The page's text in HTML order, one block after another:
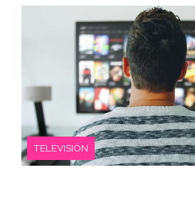
TELEVISIÓN